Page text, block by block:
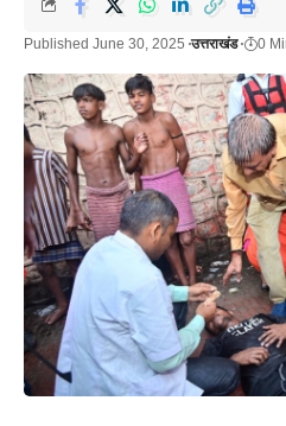
Published June 30, 2025 उत्तराखंड 0